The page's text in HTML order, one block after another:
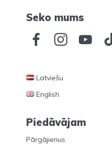
Seko mums
Latviešu
English
Piedāvājam
Pārgājienus